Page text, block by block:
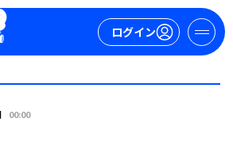
ログイン
00:00